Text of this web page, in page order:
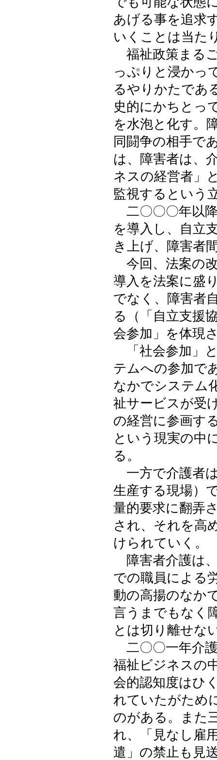
あげる事を追求
いくことは当た
福祉政策まる
っぷりと浸かっ
るやりかたであ
史的にかちとっ
を水泡と化す。
同闘争の相手で
は、障害者は、
ネスの経営者」
監視するという
二〇〇〇年以
を導入し、自立
き上げ、障害者
今回、法案の
導入を法案に盛
でなく、障害者
る（「自立支援
会参加」を体現
「社会参加」
テムへの参加で
なかでシステム
祉サービスが受
の経営に参画す
という現実の中
る。
一方で介護者
生産する現場）
量的要求に翻弄
され、それを高
けられていく。
障害者介護は
での職員による
動の高揚のなか
言うまでもなく
とは切り離せな
二〇〇一年介
福祉ビジネスの
会的認知度はひ
れていたがため
のがある。また
れ、「見なし雇
遣」の禁止も見